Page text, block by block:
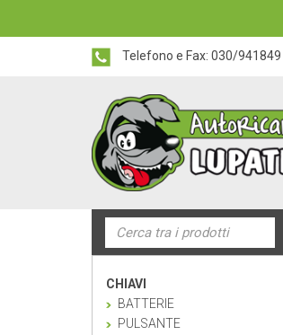
Telefono e Fax: 030/941849
CHIAVI
BATTERIE
PULSANTE